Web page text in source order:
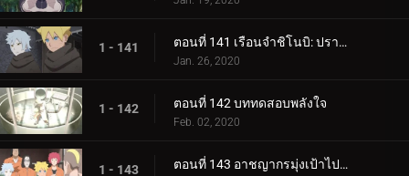
1 - 141 ตอนที่ 141 เรือนจำชิโนบิ: ปราสาทโฮซึกิ
Jan. 26, 2020
1 - 142 ตอนที่ 142 บททดสอบพลังใจ
Feb. 02, 2020
1 - 143 ตอนที่ 143 อาชญากรมุ่งเป้าไปที่โคคุริ